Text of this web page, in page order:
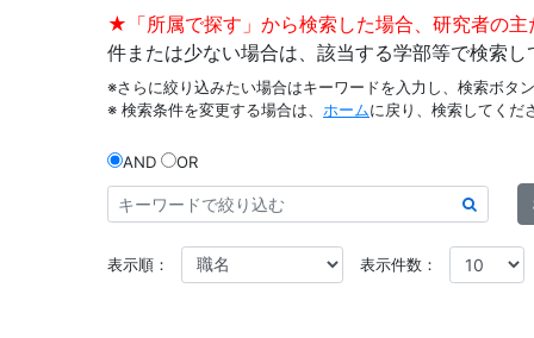
★「所属で探す」から検索した場合、研究者の
件または少ない場合は、該当する学部等で検索し
※さらに絞り込みたい場合はキーワードを入力し、検索ボタ
※ 検索条件を変更する場合は、 ホームに戻り、検索してくだ
AND OR
表示順： 表示件数：